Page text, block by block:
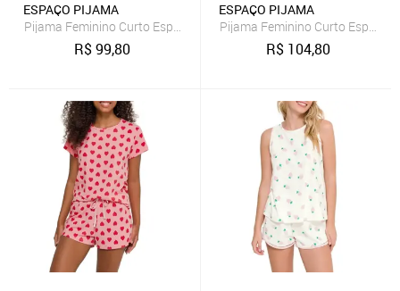
ESPAÇO PIJAMA
Pijama Feminino Curto Espaço Pijama 4010243 Branco
R$99,80
ESPAÇO PIJAMA
Pijama Feminino Curto Espaço
R$ 104,80